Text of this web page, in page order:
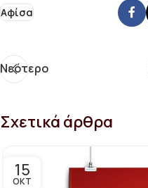
Αφίσα
Νεότερο
Σχετικά άρθρα
15
ΟΚΤ